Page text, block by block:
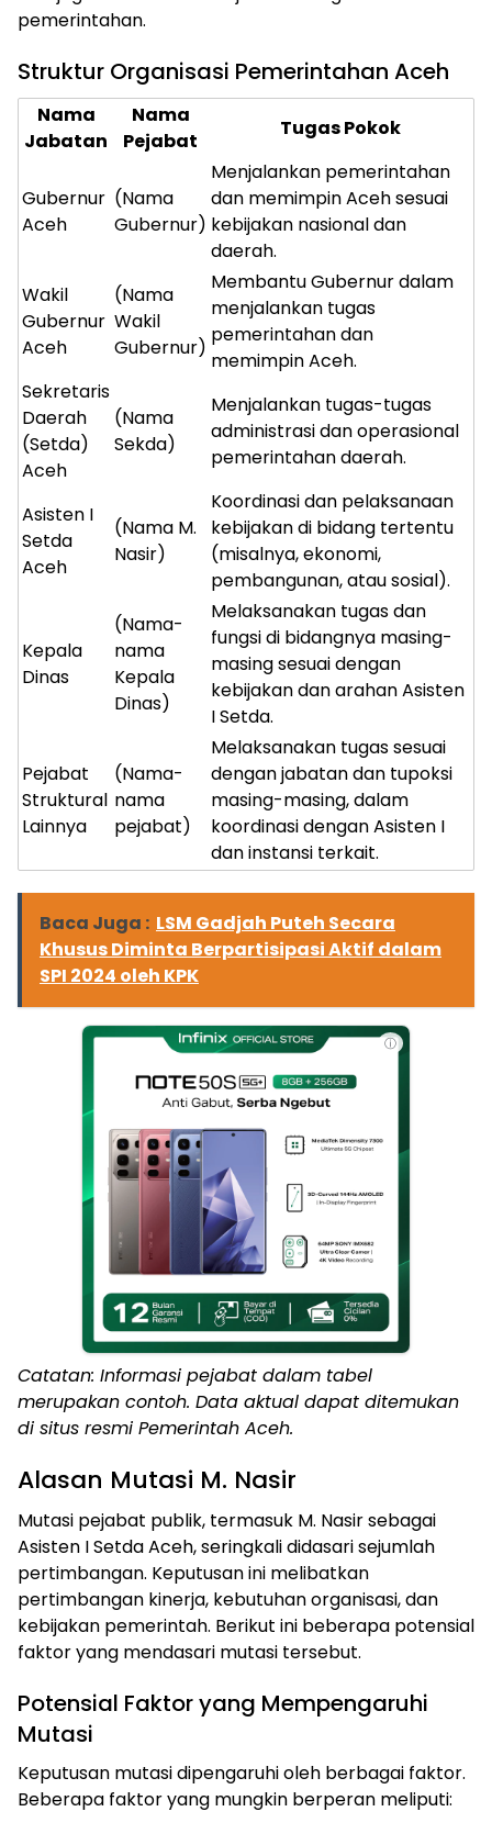
pemerintahan.
Struktur Organisasi Pemerintahan Aceh
Nama
Jabatan
Nama
Pejabat
Tugas Pokok
Gubernur
Aceh
(Nama
Gubernur)
Menjalankan pemerintahan
dan memimpin Aceh sesuai
kebijakan nasional dan
daerah.
Wakil
Gubernur
Aceh
(Nama
Wakil
Gubernur)
Membantu Gubernur dalam
menjalankan tugas
pemerintahan dan
memimpin Aceh.
Sekretaris
Daerah
(Setda)
Aceh
(Nama
Sekda)
Menjalankan tugas-tugas
administrasi dan operasional
pemerintahan daerah.
Asisten I
Setda
Aceh
(Nama M.
Nasir)
Koordinasi dan pelaksanaan
kebijakan di bidang tertentu
(misalnya, ekonomi,
pembangunan, atau sosial).
Kepala
Dinas
(Nama-
nama
Kepala
Dinas)
Melaksanakan tugas dan
fungsi di bidangnya masing-
masing sesuai dengan
kebijakan dan arahan Asisten
I Setda.
Pejabat
Struktural
Lainnya
(Nama-
nama
pejabat)
Melaksanakan tugas sesuai
dengan jabatan dan tupoksi
masing-masing, dalam
koordinasi dengan Asisten I
dan instansi terkait.
Baca Juga : LSM Gadjah Puteh Secara
Khusus Diminta Berpartisipasi Aktif dalam
SPI 2024 oleh KPK
ⓘ
Catatan: Informasi pejabat dalam tabel
merupakan contoh. Data aktual dapat ditemukan
di situs resmi Pemerintah Aceh.
Alasan Mutasi M. Nasir
Mutasi pejabat publik, termasuk M. Nasir sebagai
Asisten I Setda Aceh, seringkali didasari sejumlah
pertimbangan. Keputusan ini melibatkan
pertimbangan kinerja, kebutuhan organisasi, dan
kebijakan pemerintah. Berikut ini beberapa potensial
faktor yang mendasari mutasi tersebut.
Potensial Faktor yang Mempengaruhi
Mutasi
Keputusan mutasi dipengaruhi oleh berbagai faktor.
Beberapa faktor yang mungkin berperan meliputi: